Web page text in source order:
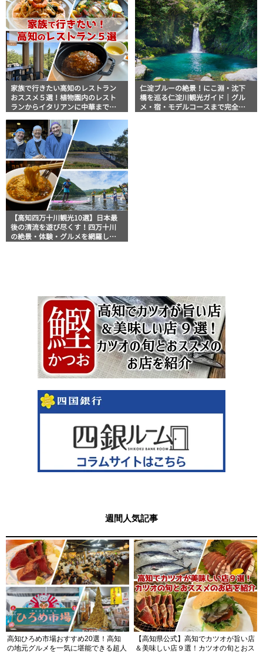
家族で行きたい高知のレストラン
おススメ５選！植物園内のレスト
ランからイタリアンに中華まで楽
仁淀ブルーの絶景！にこ淵・沈下
橋を巡る仁淀川観光ガイド｜グル
メ・宿・モデルコースまで完全網
【高知四万十川観光10選】日本最
後の清流を遊び尽くす！四万十川
の絶景・体験・グルメを網羅した
週間人気記事
高知ひろめ市場おすすめ20選！高知
の地元グルメを一気に堪能できる超人
【高知県公式】高知でカツオが旨い店
＆美味しい店９選！カツオの旬とおス